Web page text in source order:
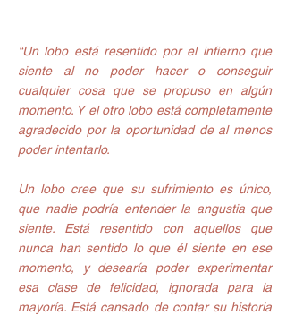
“Un lobo está resentido por el infierno que
siente al no poder hacer o conseguir
cualquier cosa que se propuso en algún
momento. Y el otro lobo está completamente
agradecido por la oportunidad de al menos
poder intentarlo.
Un lobo cree que su sufrimiento es único,
que nadie podría entender la angustia que
siente. Está resentido con aquellos que
nunca han sentido lo que él siente en ese
momento, y desearía poder experimentar
esa clase de felicidad, ignorada para la
mayoría. Está cansado de contar su historia